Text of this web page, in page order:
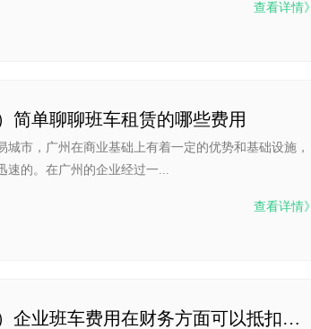
查看详情》
简单聊聊班车租赁的哪些费用
城市，广州在商业基础上有着一定的优势和基础设施，
速的。在广州的企业经过一...
查看详情》
（班车租赁费用）企业班车费用在财务方面可以抵扣吗？